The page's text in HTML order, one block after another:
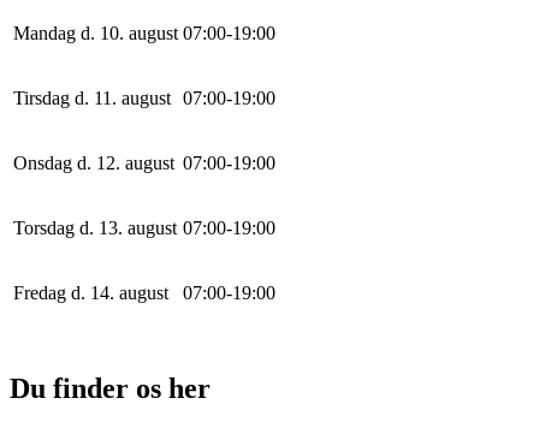
Mandag d. 10. august 07:00-19:00
Tirsdag d. 11. august 07:00-19:00
Onsdag d. 12. august 07:00-19:00
Torsdag d. 13. august 07:00-19:00
Fredag d. 14. august 07:00-19:00
Du finder os her